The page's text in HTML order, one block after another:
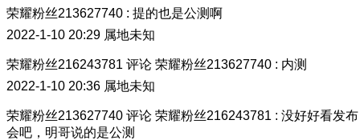
荣耀粉丝213627740 : 提的也是公测啊
2022-1-10 20:29 属地未知
荣耀粉丝216243781 评论 荣耀粉丝213627740 : 内测
2022-1-10 20:36 属地未知
荣耀粉丝213627740 评论 荣耀粉丝216243781 : 没好好看发布
会吧，明哥说的是公测